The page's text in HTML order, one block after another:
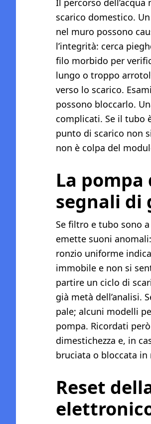
Il percorso
scarico domestico.
nel muro possono
l’integrità: cerca
filo morbido per
lungo o troppo
verso lo scarico.
possono bloccarlo.
complicati. Se il tubo
punto di scarico non
non è colpa del
La
segnali di
Se filtro e tubo sono
emette suoni
ronzio uniforme
immobile e non si
partire un ciclo di
già metà dell’analisi.
pale; alcuni modelli
pompa. Ricordati
dimestichezza e, in
bruciata o bloccata
Reset